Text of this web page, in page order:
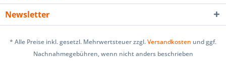
Newsletter
* Alle Preise inkl. gesetzl. Mehrwertsteuer zzgl.Versandkosten und ggf.
Nachnahmegebühren, wenn nicht anders beschrieben